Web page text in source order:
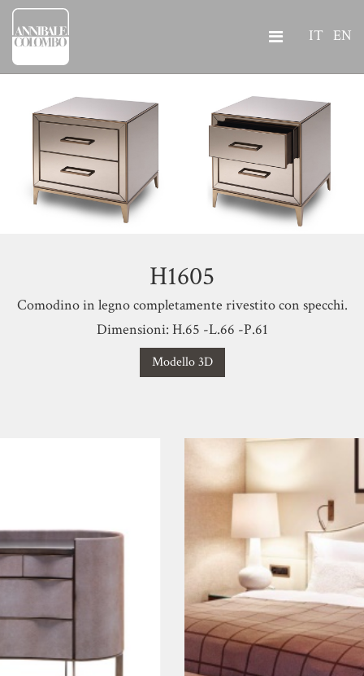
IT EN
H1605
Comodino in legno completamente rivestito con specchi.
Dimensioni: H.65 -L.66 -P.61
Modello 3D